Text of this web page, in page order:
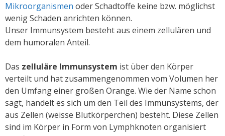
Mikroorganismen oder Schadtoffe keine bzw. möglichst
wenig Schaden anrichten können.
Unser Immunsystem besteht aus einem zellulären und
dem humoralen Anteil.
Das zelluläre Immunsystem ist über den Körper
verteilt und hat zusammengenommen vom Volumen her
den Umfang einer großen Orange. Wie der Name schon
sagt, handelt es sich um den Teil des Immunsystems, der
aus Zellen (weisse Blutkörperchen) besteht. Diese Zellen
sind im Körper in Form von Lymphknoten organisiert